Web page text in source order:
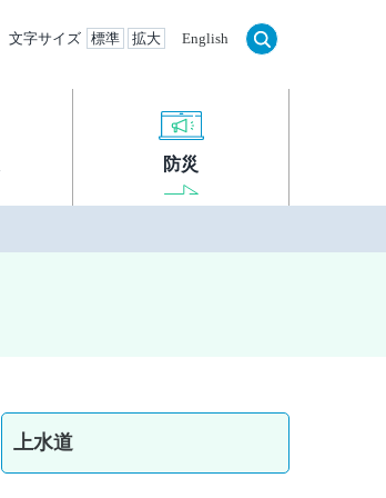
文字サイズ 標準 拡大 English
防災
上水道